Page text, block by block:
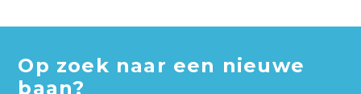
Op zoek naar een nieuwe
baan?